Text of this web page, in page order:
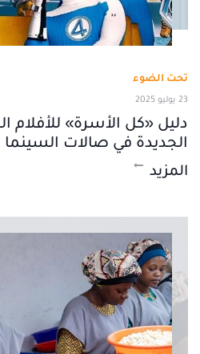
تحت الضوء
23 يوليو 2025
دليل «كل الأسرة» للأفلام
الجديدة في صالات السينما
المزيد